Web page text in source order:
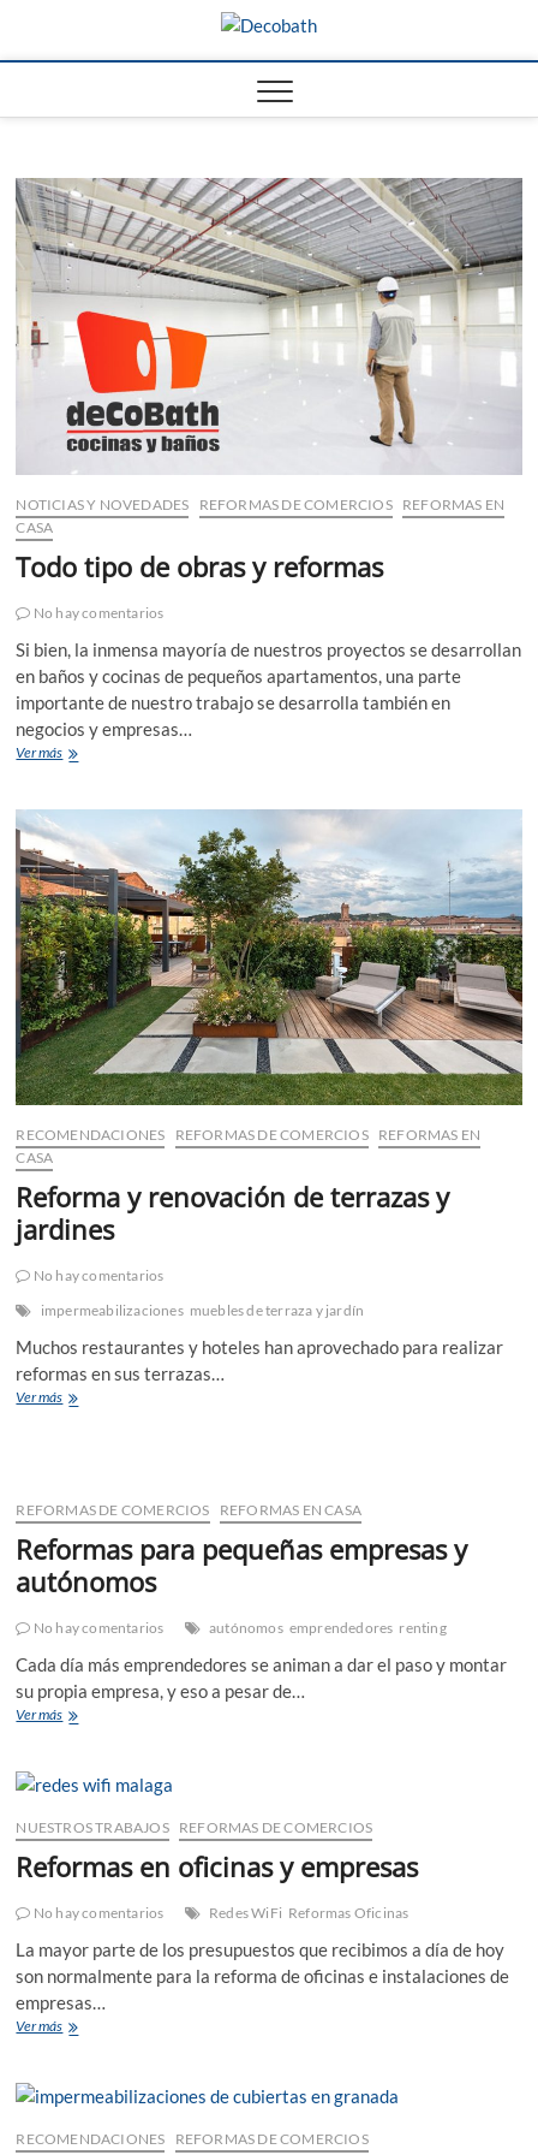
contenido
Decobath
COCINAS EN MÁLAGA
NOTICIAS Y NOVEDADES REFORMAS DE COMERCIOS
REFORMAS EN
CASA
Todo tipo de obras y reformas
No hay comentarios
Si bien, la inmensa mayoría de nuestros proyectos se desarrollan
en baños y cocinas de pequeños apartamentos, una parte
importante de nuestro trabajo se desarrolla también en
negocios y empresas…
Ver másTodo
obras
y
reformas
RECOMENDACIONES REFORMAS DE COMERCIOS
REFORMAS EN
CASA
Reforma y renovación de terrazas y
jardines
No hay comentarios
impermeabilizaciones muebles de terraza y jardín
Muchos restaurantes y hoteles han aprovechado para realizar
reformas en sus terrazas…
Ver másReforma
y
jardines
REFORMAS DE COMERCIOS REFORMAS EN CASA
Reformas para pequeñas empresas y
autónomos
No hay comentarios autónomos emprendedores renting
Cada día más emprendedores se animan a dar el paso y montar
su propia empresa, y eso a pesar de…
Ver másReformas
empresas
autónomos
NUESTROS TRABAJOS REFORMAS DE COMERCIOS
Reformas en oficinas y empresas
No hay comentarios Redes WiFi Reformas Oficinas
La mayor parte de los presupuestos que recibimos a día de hoy
son normalmente para la reforma de oficinas e instalaciones de
empresas…
Ver másReformas
y
RECOMENDACIONES
REFORMAS DE COMERCIOS